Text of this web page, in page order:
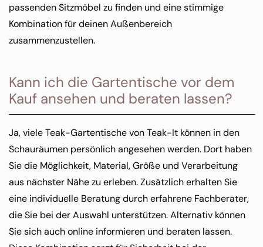
passenden Sitzmöbel zu finden und eine stimmige
Kombination für deinen Außenbereich
zusammenzustellen.
Kann ich die Gartentische vor dem
Kauf ansehen und beraten lassen?
Ja, viele Teak-Gartentische von Teak-It können in den
Schauräumen persönlich angesehen werden. Dort haben
Sie die Möglichkeit, Material, Größe und Verarbeitung
aus nächster Nähe zu erleben. Zusätzlich erhalten Sie
eine individuelle Beratung durch erfahrene Fachberater,
die Sie bei der Auswahl unterstützen. Alternativ können
Sie sich auch online informieren und beraten lassen.